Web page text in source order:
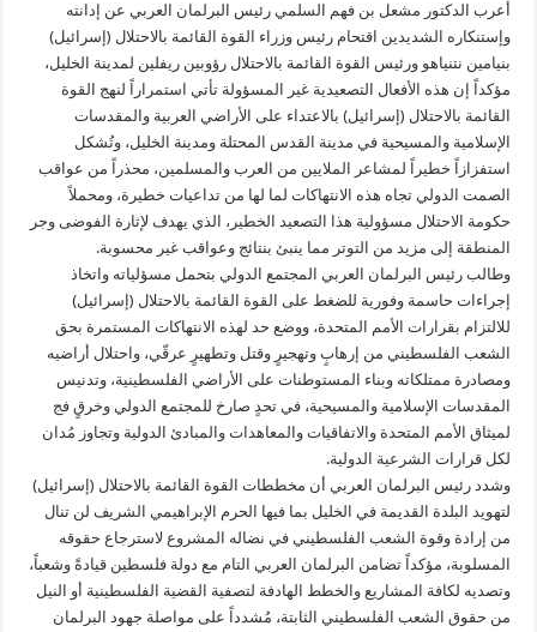
الوزراء
الإسرائيلي
ورئيس
دولة
الاحتلال
لمدينة
الفلسطينية،
الدولي
بالتدخل
الفوري
حد
السافرة
مغلقة
أعرب الدكتور مشعل بن فهم السلمي رئيس البرلمان العربي عن إدانته
وإستنكاره الشديدين اقتحام رئيس وزراء القوة القائمة بالاحتلال (إسرائيل)
بنيامين نتنياهو ورئيس القوة القائمة بالاحتلال رؤوبين ريفلين لمدينة الخليل،
مؤكداً إن هذه الأفعال التصعيدية غير المسؤولة تأتي استمراراً لنهج القوة
القائمة بالاحتلال (إسرائيل) بالاعتداء على الأراضي العربية والمقدسات
الإسلامية والمسيحية في مدينة القدس المحتلة ومدينة الخليل، وتُشكل
استفزازاً خطيراً لمشاعر الملايين من العرب والمسلمين، محذراً من عواقب
الصمت الدولي تجاه هذه الانتهاكات لما لها من تداعيات خطيرة، ومحملاً
حكومة الاحتلال مسؤولية هذا التصعيد الخطير، الذي يهدف لإثارة الفوضى وجر
المنطقة إلى مزيد من التوتر مما ينبئ بنتائج وعواقب غير محسوبة.
وطالب رئيس البرلمان العربي المجتمع الدولي بتحمل مسؤلياته واتخاذ
إجراءات حاسمة وفورية للضغط على القوة القائمة بالاحتلال (إسرائيل)
للالتزام بقرارات الأمم المتحدة، ووضع حد لهذه الانتهاكات المستمرة بحق
الشعب الفلسطيني من إرهابٍ وتهجيرٍ وقتل وتطهيرٍ عرقّي، واحتلال أراضيه
ومصادرة ممتلكاته وبناء المستوطنات على الأراضي الفلسطينية، وتدنيس
المقدسات الإسلامية والمسيحية، في تحدٍ صارخ للمجتمع الدولي وخرقٍ فج
لميثاق الأمم المتحدة والاتفاقيات والمعاهدات والمبادئ الدولية وتجاوز مُدان
لكل قرارات الشرعية الدولية.
وشدد رئيس البرلمان العربي أن مخططات القوة القائمة بالاحتلال (إسرائيل)
لتهويد البلدة القديمة في الخليل بما فيها الحرم الإبراهيمي الشريف لن تنال
من إرادة وقوة الشعب الفلسطيني في نضاله المشروع لاسترجاع حقوقه
المسلوبة، مؤكداً تضامن البرلمان العربي التام مع دولة فلسطين قيادةً وشعباً،
وتصديه لكافة المشاريع والخطط الهادفة لتصفية القضية الفلسطينية أو النيل
من حقوق الشعب الفلسطيني الثابتة، مُشدداً على مواصلة جهود البرلمان